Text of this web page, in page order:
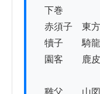
下巻
赤須子　東方
犢子　　騎
園客　　鹿